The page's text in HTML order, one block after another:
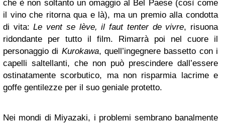
che è non soltanto un omaggio al Bel Paese (così come
il vino che ritorna qua e là), ma un premio alla condotta
di vita:Le vent se lève, il faut tenter de vivre, risuona
ridondante per tutto il film. Rimarrà poi nel cuore il
personaggio di Kurokawa, quell’ingegnere bassetto con i
capelli saltellanti, che non può prescindere dall’essere
ostinatamente scorbutico, ma non risparmia lacrime e
goffe gentilezze per il suo geniale protetto.
Nei mondi di Miyazaki, i problemi sembrano banalmente